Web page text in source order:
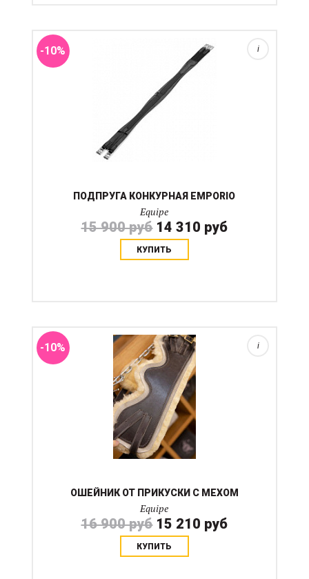
-10%
ПОДПРУГА КОНКУРНАЯ EMPORIO
Equipe
15 900 руб 14 310 руб
КУПИТЬ
i
-10%
ОШЕЙНИК ОТ ПРИКУСКИ С МЕХОМ
Equipe
16 900 руб 15 210 руб
КУПИТЬ
i